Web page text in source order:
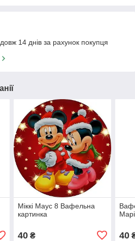
14 днів за рахунок покупця
Міккі Маус 8 Вафельна
картинка
40₴ 40